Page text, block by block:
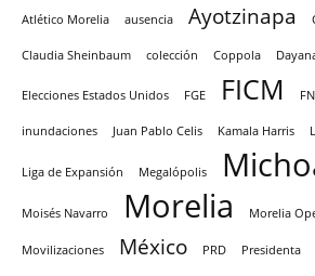
Atlético Morelia ausencia Ayotzinapa
Claudia Sheinbaum colección Coppola
Elecciones Estados Unidos FGE FICM
inundaciones Juan Pablo Celis Kamala Harris
Liga de Expansión Megalópolis
Moisés Navarro Morelia Morelia
Movilizaciones México PRD Presidenta